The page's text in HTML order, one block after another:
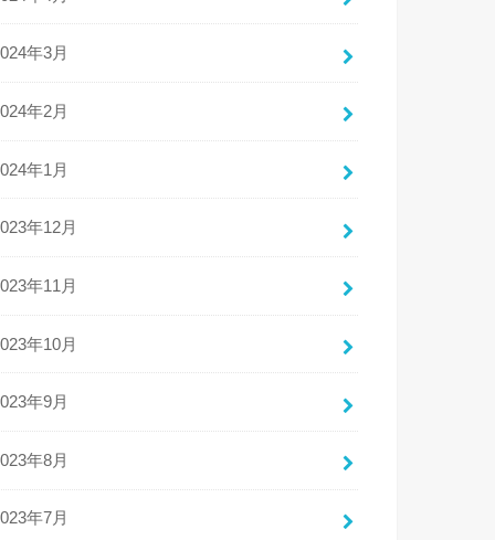
年3月
年2月
年1月
年12月
年11月
年10月
年9月
年8月
年7月